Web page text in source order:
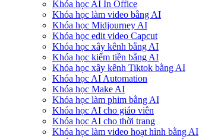
Khóa học AI In Office
Khóa học làm video bằng AI
Khóa học Midjourney AI
Khóa học edit video Capcut
Khóa học xây kênh bằng AI
Khóa học kiếm tiền bằng AI
Khóa học xây kênh Tiktok bằng AI
Khóa học AI Automation
Khóa học Make AI
Khóa học làm phim bằng AI
Khóa học AI cho giáo viên
Khóa học AI cho thời trang
Khóa học làm video hoạt hình bằng AI